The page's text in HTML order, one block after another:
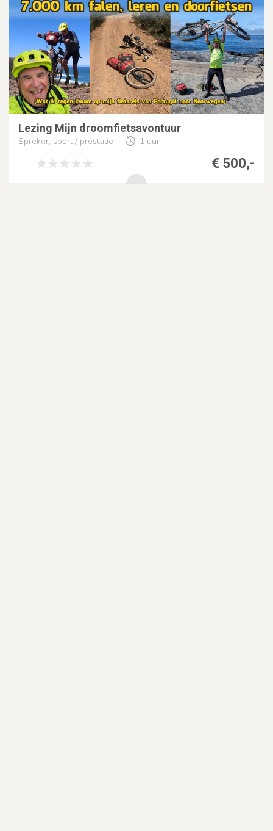
Lezing Mijn droomfietsavontuur
Spreker, sport / prestatie 1 uur
€ 500,-